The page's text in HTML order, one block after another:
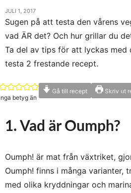
JULI 1, 2017
Sugen på att testa den vårens
vad ÄR det? Och hur grillar du
Ta del av tips för att lyckas med
testa 2 frestande recept.
betyg än
Gå till recept Skriv ut
1. Vad är Oumph?
Oumph! är mat från växtriket,
Oumph! finns i många varianter,
med olika kryddningar och